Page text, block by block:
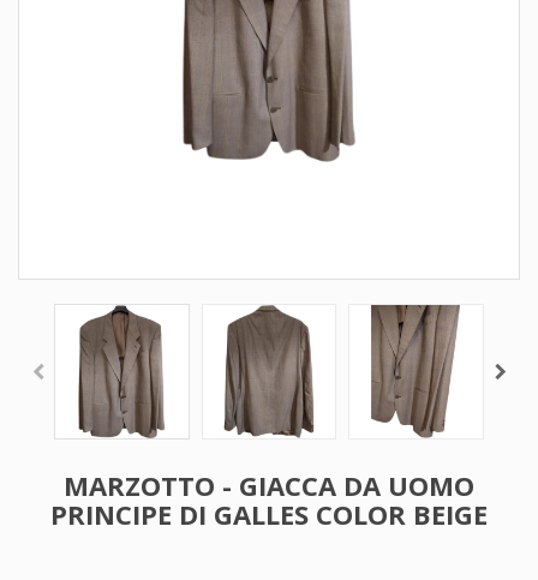
MARZOTTO - GIACCA DA UOMO
PRINCIPE DI GALLES COLOR BEIGE